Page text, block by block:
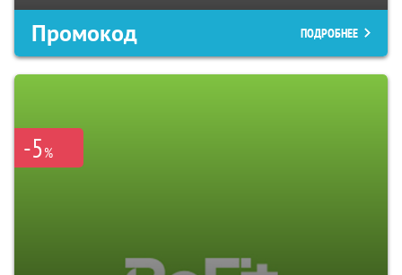
Промокод ПОДРОБНЕЕ
-5%